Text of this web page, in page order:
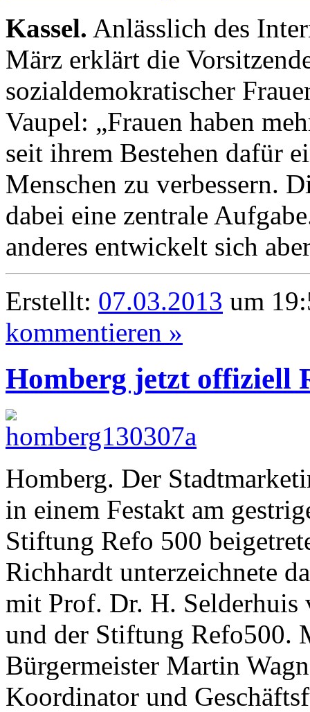
Kassel. Anlässlich des
März erklärt die
sozialdemokratischer
Vaupel: „Frauen haben
seit ihrem Bestehen dafür
Menschen zu verbessern.
dabei eine zentrale
anderes entwickelt sich
Erstellt: 07.03.2013 um
kommentieren »
Homberg jetzt offiziell
Homberg. Der
in einem Festakt am
Stiftung Refo 500
Richhardt unterzeichnete
mit Prof. Dr. H.
und der Stiftung Refo500.
Bürgermeister Martin
Koordinator und